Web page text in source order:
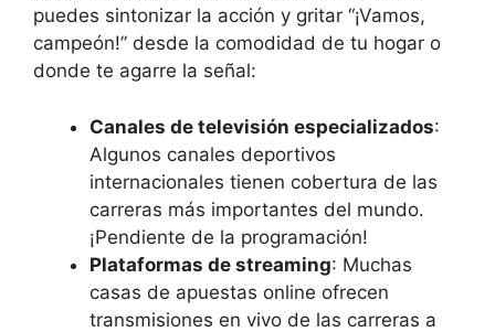
puedes sintonizar la acción y gritar “¡Vamos,
campeón!” desde la comodidad de tu hogar o
donde te agarre la señal:
Canales de televisión especializados:
Algunos canales deportivos
internacionales tienen cobertura de las
carreras más importantes del mundo.
¡Pendiente de la programación!
Plataformas de streaming: Muchas
casas de apuestas online ofrecen
transmisiones en vivo de las carreras a